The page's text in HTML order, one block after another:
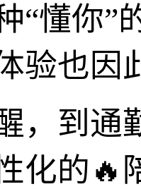
“懂你”
验也因
，到通
化的🔥